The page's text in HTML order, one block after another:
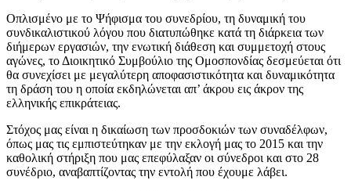
Οπλισμένο με το Ψήφισμα του συνεδρίου, τη δυναμική του
συνδικαλιστικού λόγου που διατυπώθηκε κατά τη διάρκεια των
διήμερων εργασιών, την ενωτική διάθεση και συμμετοχή στους
αγώνες, το Διοικητικό Συμβούλιο της Ομοσπονδίας δεσμεύεται ότι
θα συνεχίσει με μεγαλύτερη αποφασιστικότητα και δυναμικότητα
τη δράση του η οποία εκδηλώνεται απ’ άκρου εις άκρον της
ελληνικής επικράτειας.
Στόχος μας είναι η δικαίωση των προσδοκιών των συναδέλφων,
όπως μας τις εμπιστεύτηκαν με την εκλογή μας το 2015 και την
καθολική στήριξη που μας επεφύλαξαν οι σύνεδροι και στο 28
συνέδριο, αναβαπτίζοντας την εντολή που έχουμε λάβει.